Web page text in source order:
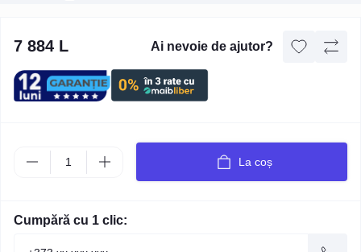
7 884 L Ai nevoie de ajutor?
La coș
Cumpără cu 1 clic: